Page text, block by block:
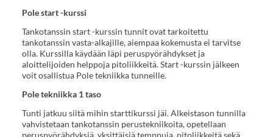
Pole start -kurssi
Tankotanssin start -kurssin tunnit ovat tarkoitettu
tankotanssin vasta-alkajille, aiempaa kokemusta ei tarvitse
olla. Kurssilla käydään läpi peruspyörähdykset ja
aloittelijoiden helppoja pitoliikkeitä. Start -kurssin jälkeen
voit osallistua Pole tekniikka tunneille.
Pole tekniikka 1 taso
Tunti jatkuu siitä mihin starttikurssi jäi. Alkeistason tunnilla
vahvistetaan tankotanssin perustekniikoita, opetellaan
peruspyörähdyksiä, yksittäisiä temppuja, pitoliikkeitä sekä